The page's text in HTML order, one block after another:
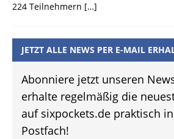
224 Teilnehmern […]
JETZT ALLE NEWS PER E-MAIL
Abonniere jetzt unseren
erhalte regelmäßig die
auf sixpockets.de praktisch
Postfach!